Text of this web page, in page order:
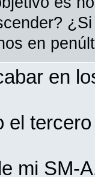
en
en
el
mi SM-